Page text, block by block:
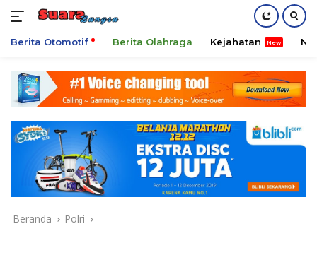
konten
Berita Otomotif Berita Olahraga Kejahatan
Beranda Polri